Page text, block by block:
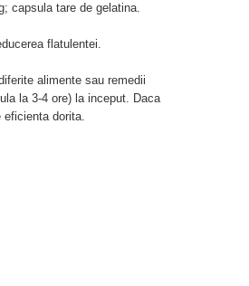
capsula tare de gelatina.
flatulentei.
alimente sau remedii
la 3-4 ore) la inceput. Daca
dorita.